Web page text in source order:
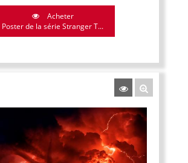
Acheter
Poster de la série Stranger T...